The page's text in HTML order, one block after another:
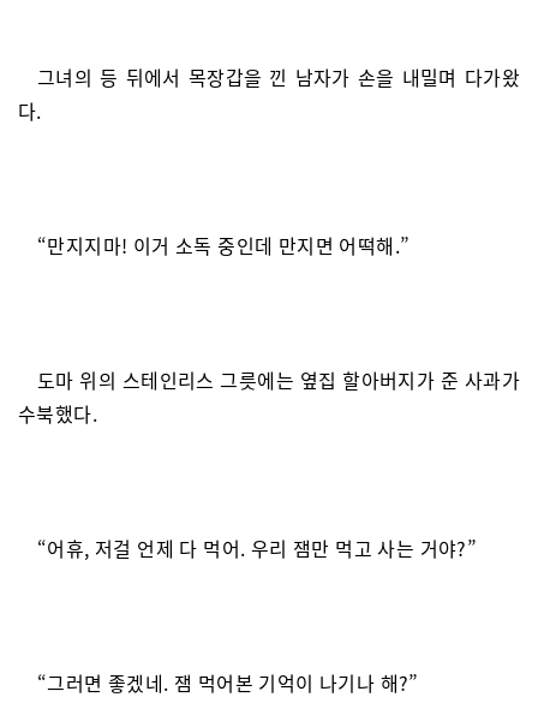
그녀의 등 뒤에서 목장갑을 낀 남자가 손을 내밀며 다가왔
다.
“만지지마! 이거 소독 중인데 만지면 어떡해.”
도마 위의 스테인리스 그릇에는 옆집 할아버지가 준 사과가
수북했다.
“어휴, 저걸 언제 다 먹어. 우리 잼만 먹고 사는 거야?”
“그러면 좋겠네. 잼 먹어본 기억이 나기나 해?”